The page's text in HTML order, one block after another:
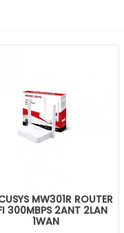
MW301R ROUTER
300MBPS 2ANT 2LAN
1WAN